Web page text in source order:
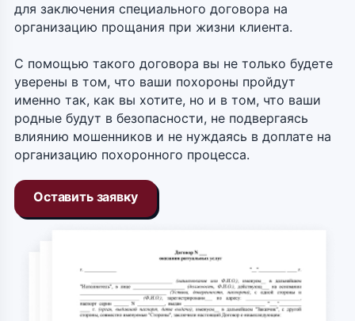
для заключения специального договора на
организацию прощания при жизни клиента.
С помощью такого договора вы не только будете
уверены в том, что ваши похороны пройдут
именно так, как вы хотите, но и в том, что ваши
родные будут в безопасности, не подвергаясь
влиянию мошенников и не нуждаясь в доплате на
организацию похоронного процесса.
Оставить заявку